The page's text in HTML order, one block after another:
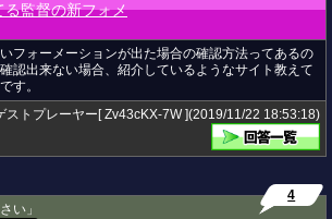
る監督の新フォメ
フォーメーションが出た場合の確認方法ってあるの
認出来ない場合、紹介しているようなサイト教えて
す。
ストプレーヤー[ Zv43cKX-7W ](2019/11/22 18:53:18)
い」
4